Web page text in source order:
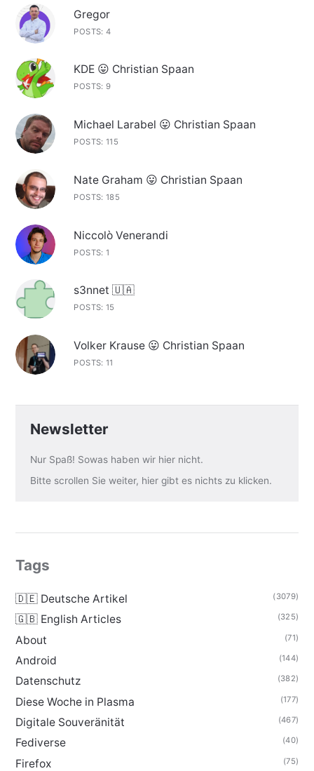
Gregor
POSTS: 4
KDE 😛 Christian Spaan
POSTS: 9
Michael Larabel 😛 Christian Spaan
POSTS: 115
Nate Graham 😛 Christian Spaan
POSTS: 185
Niccolò Venerandi
POSTS: 1
s3nnet 🇺🇦
POSTS: 15
Volker Krause 😛 Christian Spaan
POSTS: 11
Newsletter
Nur Spaß! Sowas haben wir hier nicht.
Bitte scrollen Sie weiter, hier gibt es nichts zu klicken.
Tags
🇩🇪 Deutsche Artikel (3079)
🇬🇧 English Articles (325)
About (71)
Android (144)
Datenschutz (382)
Diese Woche in Plasma (177)
Digitale Souveränität (467)
Fediverse (40)
Firefox (75)